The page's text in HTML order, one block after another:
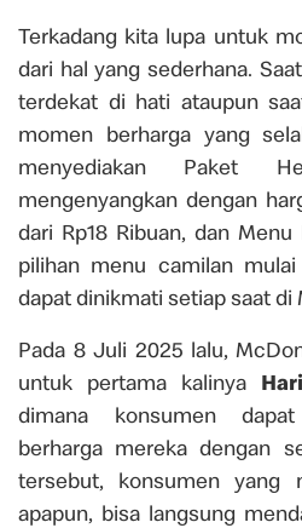
Terkadang kita lupa untuk
dari hal yang sederhana.
terdekat di hati ataupun
momen berharga yang
menyediakan Paket
mengenyangkan dengan
dari Rp18 Ribuan, dan
pilihan menu camilan
dapat dinikmati setiap saat di
Pada 8 Juli 2025 lalu,
untuk pertama kalinya
dimana konsumen
berharga mereka dengan
tersebut, konsumen yang
apapun, bisa langsung